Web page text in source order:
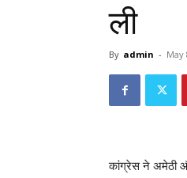
ली
By admin - May
कांग्रेस ने अमेठी